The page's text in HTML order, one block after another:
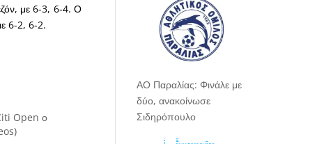
με 6-3, 6-4. Ο
6-2, 6-2.
Open ο
ΑΟ Παραλίας: Φινάλε με
δύο, ανακοίνωσε
Σιδηρόπουλο